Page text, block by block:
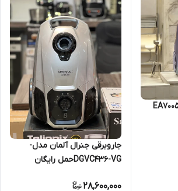
جاروبرقی جنرال آلمان مدل-
DGVC436-VGحمل رایگان
28,600,000